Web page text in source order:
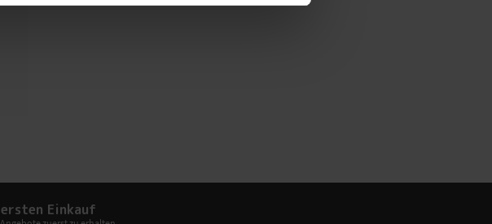
Einkauf